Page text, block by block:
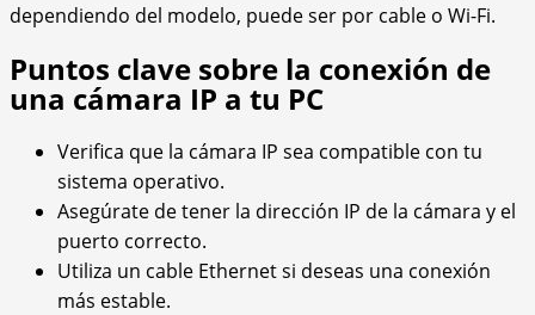
dependiendo del modelo, puede ser por cable o Wi-Fi.
Puntos clave sobre la conexión de
una cámara IP a tu PC
Verifica que la cámara IP sea compatible con tu
sistema operativo.
Asegúrate de tener la dirección IP de la cámara y el
puerto correcto.
Utiliza un cable Ethernet si deseas una conexión
más estable.